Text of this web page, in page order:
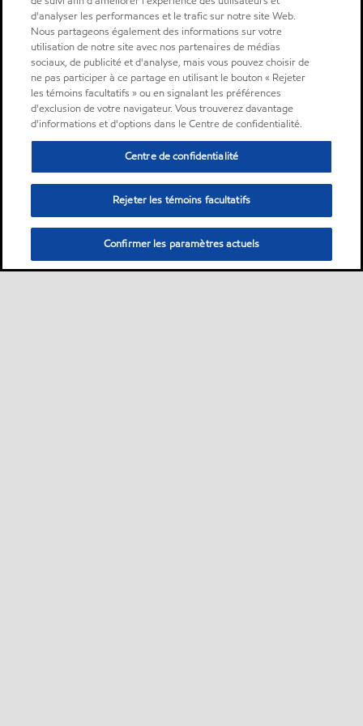
d'analyser les performances et le trafic sur notre site Web.
Nous partageons également des informations sur votre
utilisation de notre site avec nos partenaires de médias
sociaux, de publicité et d'analyse, mais vous pouvez choisir de
ne pas participer à ce partage en utilisant le bouton « Rejeter
les témoins facultatifs » ou en signalant les préférences
d'exclusion de votre navigateur. Vous trouverez davantage
d'informations et d'options dans le Centre de confidentialité.
Centre de confidentialité
Rejeter les témoins facultatifs
Confirmer les paramètres actuels